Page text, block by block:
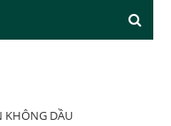
KHÔNG DẦU